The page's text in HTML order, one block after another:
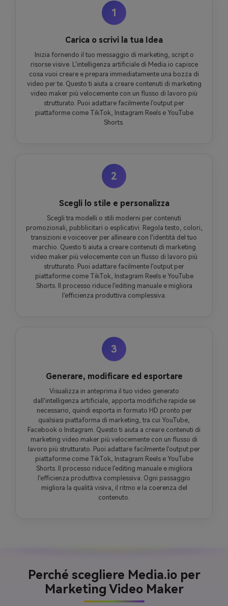
1
Carica o scrivi la tua Idea
Inizia fornendo il tuo messaggio di marketing, script o
risorse visive. L'intelligenza artificiale di Media.io capisce
cosa vuoi creare e prepara immediatamente una bozza di
video per te. Questo ti aiuta a creare contenuti di marketing
video maker più velocemente con un flusso di lavoro più
strutturato. Puoi adattare facilmente l'output per
piattaforme come TikTok, Instagram Reels e YouTube
Shorts.
2
Scegli lo stile e personalizza
Scegli tra modelli o stili moderni per contenuti
promozionali, pubblicitari o esplicativi. Regola testo, colori,
transizioni e voiceover per allineare con l'identità del tuo
marchio. Questo ti aiuta a creare contenuti di marketing
video maker più velocemente con un flusso di lavoro più
strutturato. Puoi adattare facilmente l'output per
piattaforme come TikTok, Instagram Reels e YouTube
Shorts. Il processo riduce l'editing manuale e migliora
l'efficienza produttiva complessiva.
3
Generare, modificare ed esportare
Visualizza in anteprima il tuo video generato
dall'intelligenza artificiale, apporta modifiche rapide se
necessario, quindi esporta in formato HD pronto per
qualsiasi piattaforma di marketing, tra cui YouTube,
Facebook o Instagram. Questo ti aiuta a creare contenuti di
marketing video maker più velocemente con un flusso di
lavoro più strutturato. Puoi adattare facilmente l'output per
piattaforme come TikTok, Instagram Reels e YouTube
Shorts. Il processo riduce l'editing manuale e migliora
l'efficienza produttiva complessiva. Ogni passaggio
migliora la qualità visiva, il ritmo e la coerenza del
contenuto.
Perché scegliere Media.io per
Marketing Video Maker